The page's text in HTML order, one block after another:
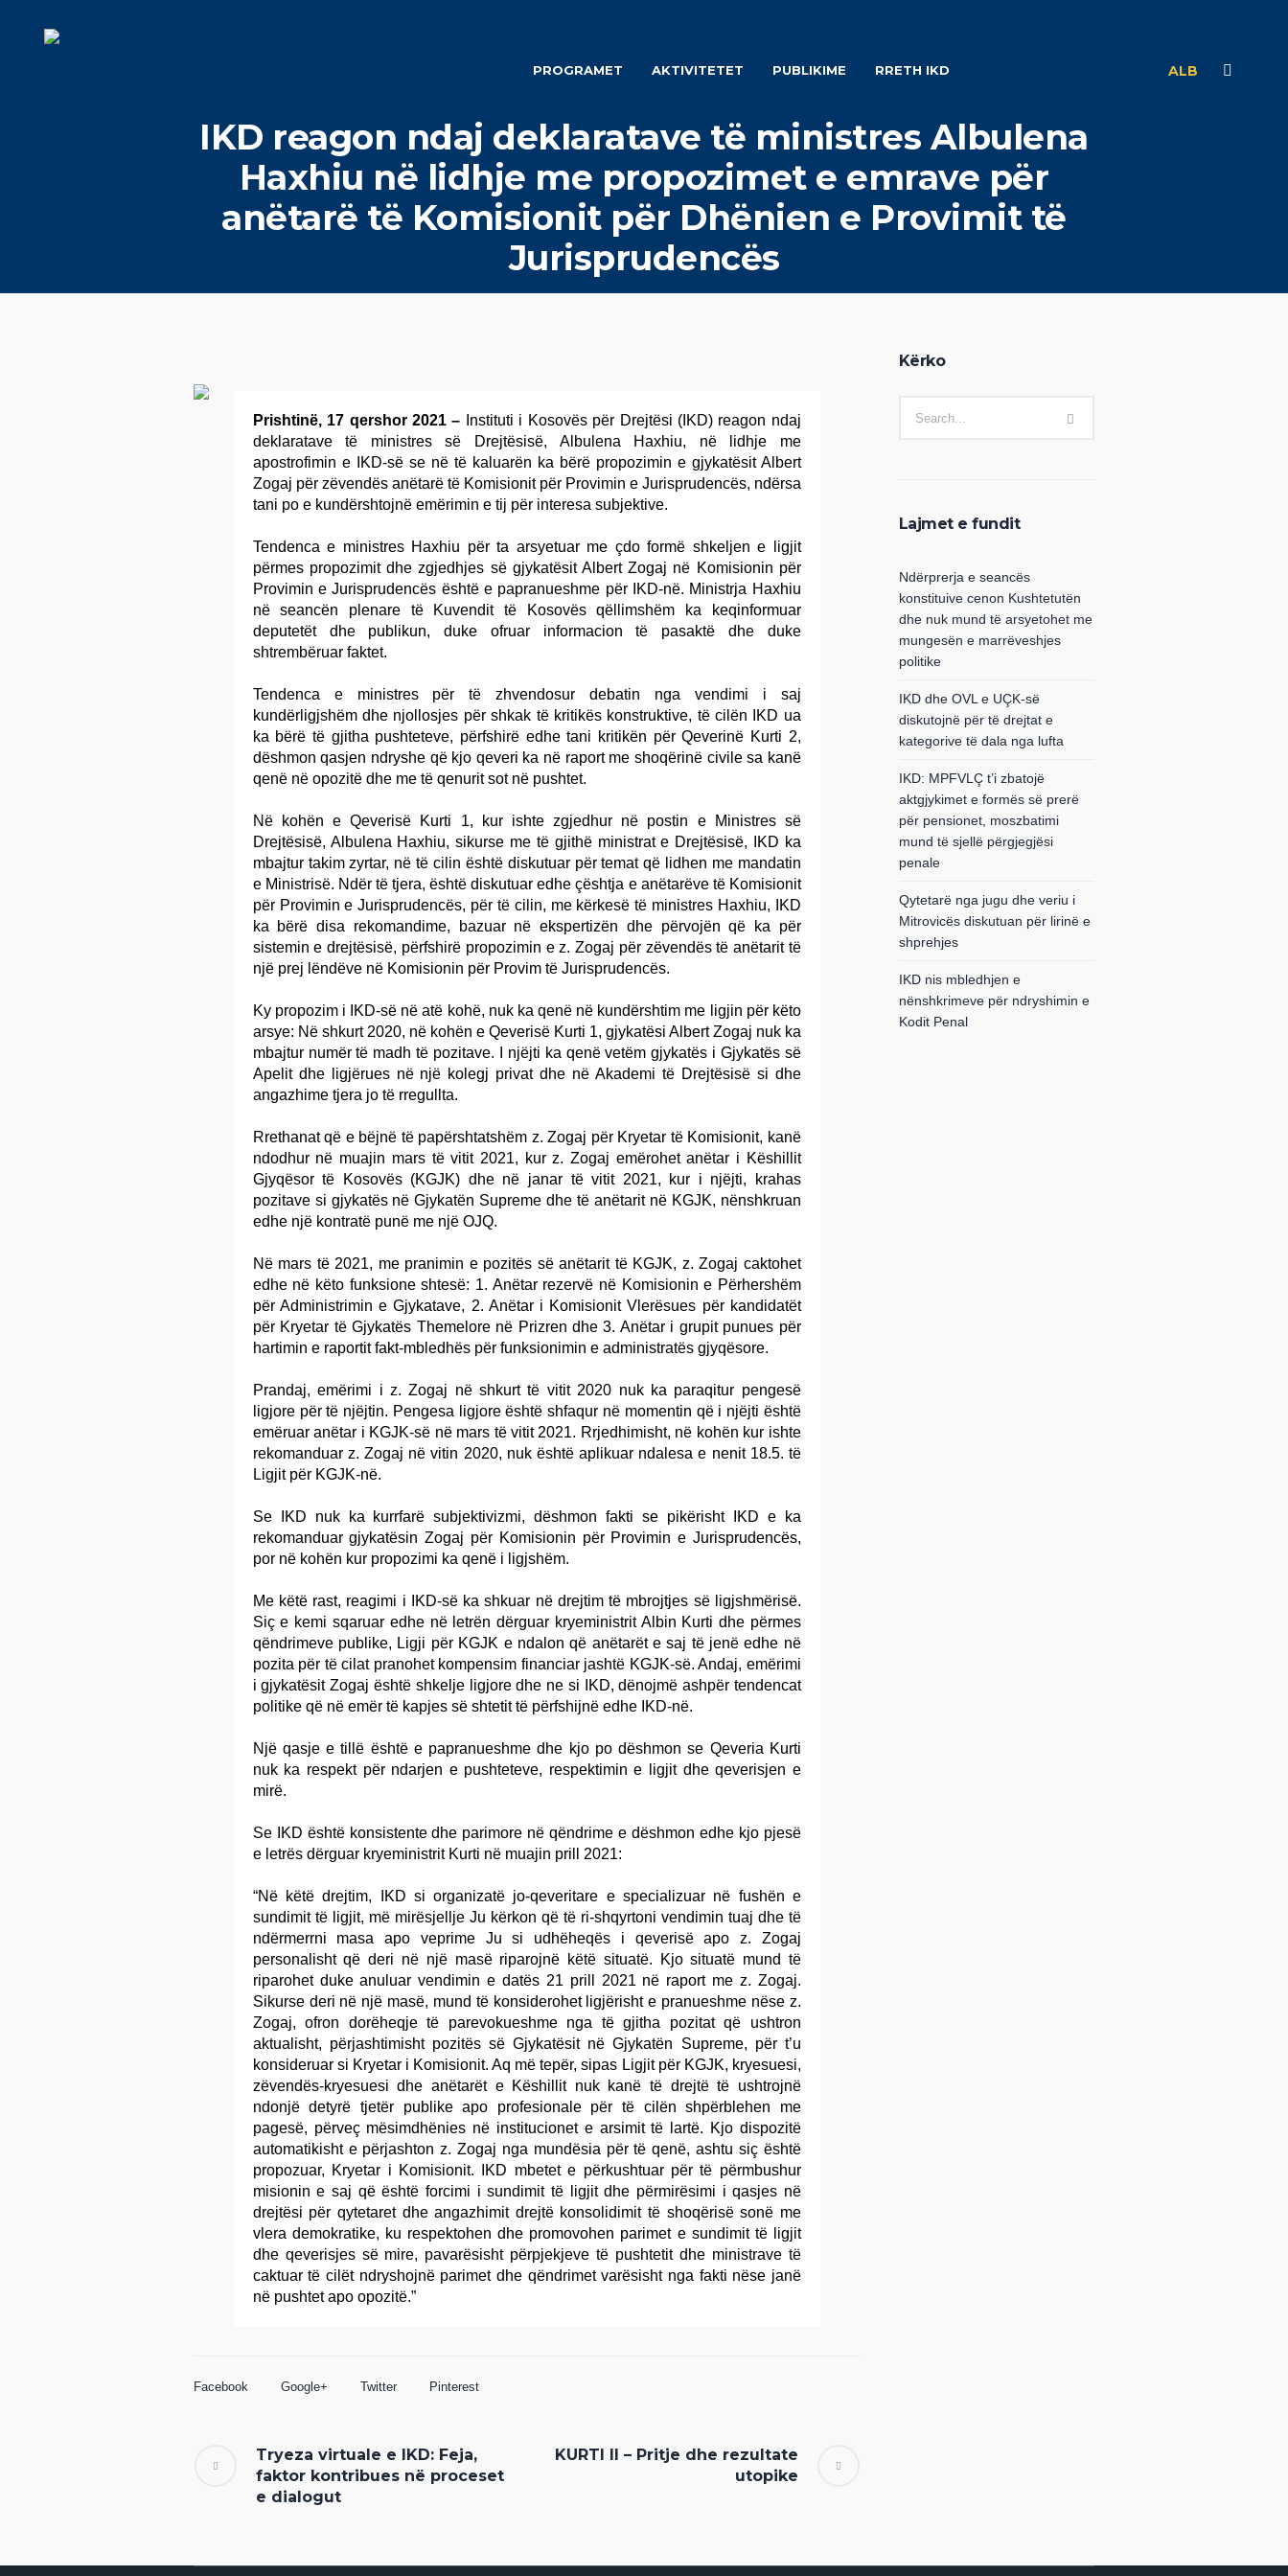
PROGRAMET AKTIVITETET PUBLIKIME RRETH IKD ALB
IKD reagon ndaj deklaratave të ministres Albulena
Haxhiu në lidhje me propozimet e emrave për
anëtarë të Komisionit për Dhënien e Provimit të
Jurisprudencës
Prishtinë, 17 qershor 2021 – Instituti i Kosovës për Drejtësi (IKD) reagon ndaj
deklaratave të ministres së Drejtësisë, Albulena Haxhiu, në lidhje me
apostrofimin e IKD-së se në të kaluarën ka bërë propozimin e gjykatësit Albert
Zogaj për zëvendës anëtarë të Komisionit për Provimin e Jurisprudencës, ndërsa
tani po e kundërshtojnë emërimin e tij për interesa subjektive.
Tendenca e ministres Haxhiu për ta arsyetuar me çdo formë shkeljen e ligjit
përmes propozimit dhe zgjedhjes së gjykatësit Albert Zogaj në Komisionin për
Provimin e Jurisprudencës është e papranueshme për IKD-në. Ministrja Haxhiu
në seancën plenare të Kuvendit të Kosovës qëllimshëm ka keqinformuar
deputetët dhe publikun, duke ofruar informacion të pasaktë dhe duke
shtrembëruar faktet.
Tendenca e ministres për të zhvendosur debatin nga vendimi i saj
kundërligjshëm dhe njollosjes për shkak të kritikës konstruktive, të cilën IKD ua
ka bërë të gjitha pushteteve, përfshirë edhe tani kritikën për Qeverinë Kurti 2,
dëshmon qasjen ndryshe që kjo qeveri ka në raport me shoqërinë civile sa kanë
qenë në opozitë dhe me të qenurit sot në pushtet.
Në kohën e Qeverisë Kurti 1, kur ishte zgjedhur në postin e Ministres së
Drejtësisë, Albulena Haxhiu, sikurse me të gjithë ministrat e Drejtësisë, IKD ka
mbajtur takim zyrtar, në të cilin është diskutuar për temat që lidhen me mandatin
e Ministrisë. Ndër të tjera, është diskutuar edhe çështja e anëtarëve të Komisionit
për Provimin e Jurisprudencës, për të cilin, me kërkesë të ministres Haxhiu, IKD
ka bërë disa rekomandime, bazuar në ekspertizën dhe përvojën që ka për
sistemin e drejtësisë, përfshirë propozimin e z. Zogaj për zëvendës të anëtarit të
një prej lëndëve në Komisionin për Provim të Jurisprudencës.
Ky propozim i IKD-së në atë kohë, nuk ka qenë në kundërshtim me ligjin për këto
arsye: Në shkurt 2020, në kohën e Qeverisë Kurti 1, gjykatësi Albert Zogaj nuk ka
mbajtur numër të madh të pozitave. I njëjti ka qenë vetëm gjykatës i Gjykatës së
Apelit dhe ligjërues në një kolegj privat dhe në Akademi të Drejtësisë si dhe
angazhime tjera jo të rregullta.
Rrethanat që e bëjnë të papërshtatshëm z. Zogaj për Kryetar të Komisionit, kanë
ndodhur në muajin mars të vitit 2021, kur z. Zogaj emërohet anëtar i Këshillit
Gjyqësor të Kosovës (KGJK) dhe në janar të vitit 2021, kur i njëjti, krahas
pozitave si gjykatës në Gjykatën Supreme dhe të anëtarit në KGJK, nënshkruan
edhe një kontratë punë me një OJQ.
Në mars të 2021, me pranimin e pozitës së anëtarit të KGJK, z. Zogaj caktohet
edhe në këto funksione shtesë: 1. Anëtar rezervë në Komisionin e Përhershëm
për Administrimin e Gjykatave, 2. Anëtar i Komisionit Vlerësues për kandidatët
për Kryetar të Gjykatës Themelore në Prizren dhe 3. Anëtar i grupit punues për
hartimin e raportit fakt-mbledhës për funksionimin e administratës gjyqësore.
Prandaj, emërimi i z. Zogaj në shkurt të vitit 2020 nuk ka paraqitur pengesë
ligjore për të njëjtin. Pengesa ligjore është shfaqur në momentin që i njëjti është
emëruar anëtar i KGJK-së në mars të vitit 2021. Rrjedhimisht, në kohën kur ishte
rekomanduar z. Zogaj në vitin 2020, nuk është aplikuar ndalesa e nenit 18.5. të
Ligjit për KGJK-në.
Se IKD nuk ka kurrfarë subjektivizmi, dëshmon fakti se pikërisht IKD e ka
rekomanduar gjykatësin Zogaj për Komisionin për Provimin e Jurisprudencës,
por në kohën kur propozimi ka qenë i ligjshëm.
Me këtë rast, reagimi i IKD-së ka shkuar në drejtim të mbrojtjes së ligjshmërisë.
Siç e kemi sqaruar edhe në letrën dërguar kryeministrit Albin Kurti dhe përmes
qëndrimeve publike, Ligji për KGJK e ndalon që anëtarët e saj të jenë edhe në
pozita për të cilat pranohet kompensim financiar jashtë KGJK-së. Andaj, emërimi
i gjykatësit Zogaj është shkelje ligjore dhe ne si IKD, dënojmë ashpër tendencat
politike që në emër të kapjes së shtetit të përfshijnë edhe IKD-në.
Një qasje e tillë është e papranueshme dhe kjo po dëshmon se Qeveria Kurti
nuk ka respekt për ndarjen e pushteteve, respektimin e ligjit dhe qeverisjen e
mirë.
Se IKD është konsistente dhe parimore në qëndrime e dëshmon edhe kjo pjesë
e letrës dërguar kryeministrit Kurti në muajin prill 2021:
“Në këtë drejtim, IKD si organizatë jo-qeveritare e specializuar në fushën e
sundimit të ligjit, më mirësjellje Ju kërkon që të ri-shqyrtoni vendimin tuaj dhe të
ndërmerrni masa apo veprime Ju si udhëheqës i qeverisë apo z. Zogaj
personalisht që deri në një masë riparojnë këtë situatë. Kjo situatë mund të
riparohet duke anuluar vendimin e datës 21 prill 2021 në raport me z. Zogaj.
Sikurse deri në një masë, mund të konsiderohet ligjërisht e pranueshme nëse z.
Zogaj, ofron dorëheqje të parevokueshme nga të gjitha pozitat që ushtron
aktualisht, përjashtimisht pozitës së Gjykatësit në Gjykatën Supreme, për t’u
konsideruar si Kryetar i Komisionit. Aq më tepër, sipas Ligjit për KGJK, kryesuesi,
zëvendës-kryesuesi dhe anëtarët e Këshillit nuk kanë të drejtë të ushtrojnë
ndonjë detyrë tjetër publike apo profesionale për të cilën shpërblehen me
pagesë, përveç mësimdhënies në institucionet e arsimit të lartë. Kjo dispozitë
automatikisht e përjashton z. Zogaj nga mundësia për të qenë, ashtu siç është
propozuar, Kryetar i Komisionit. IKD mbetet e përkushtuar për të përmbushur
misionin e saj që është forcimi i sundimit të ligjit dhe përmirësimi i qasjes në
drejtësi për qytetaret dhe angazhimit drejtë konsolidimit të shoqërisë sonë me
vlera demokratike, ku respektohen dhe promovohen parimet e sundimit të ligjit
dhe qeverisjes së mire, pavarësisht përpjekjeve të pushtetit dhe ministrave të
caktuar të cilët ndryshojnë parimet dhe qëndrimet varësisht nga fakti nëse janë
në pushtet apo opozitë.”
Facebook Google+ Twitter Pinterest
Tryeza virtuale e IKD: Feja,
faktor kontribues në proceset
e dialogut
KURTI II – Pritje dhe rezultate
utopike
Kërko
Lajmet e fundit
Ndërprerja e seancës
konstituive cenon Kushtetutën
dhe nuk mund të arsyetohet me
mungesën e marrëveshjes
politike
IKD dhe OVL e UÇK-së
diskutojnë për të drejtat e
kategorive të dala nga lufta
IKD: MPFVLÇ t’i zbatojë
aktgjykimet e formës së prerë
për pensionet, moszbatimi
mund të sjellë përgjegjësi
penale
Qytetarë nga jugu dhe veriu i
Mitrovicës diskutuan për lirinë e
shprehjes
IKD nis mbledhjen e
nënshkrimeve për ndryshimin e
Kodit Penal